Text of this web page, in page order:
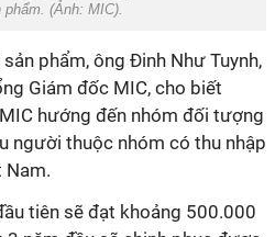
(Ảnh: MIC).
phẩm, ông Đinh Như Tuynh,
Giám đốc MIC, cho biết
MIC hướng đến nhóm đối tượng
người thuộc nhóm có thu nhập
Nam.
tiên sẽ đạt khoảng 500.000